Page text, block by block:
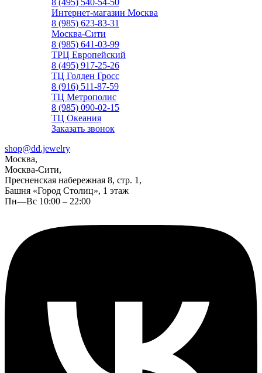
8 (495) 540-54-50
Интернет-магазин Москва
8 (985) 623-83-31
Москва-Сити
8 (985) 641-03-99
ТРЦ Европейский
8 (495) 917-25-26
ТЦ Голден Гросс
8 (916) 511-87-59
ТЦ Метрополис
8 (985) 090-02-15
ТЦ Океания
Заказать звонок
shop@dd.jewelry
Москва,
Москва-Сити,
Пресненская набережная 8, стр. 1,
Башня «Город Столиц», 1 этаж
Пн—Вс 10:00 – 22:00